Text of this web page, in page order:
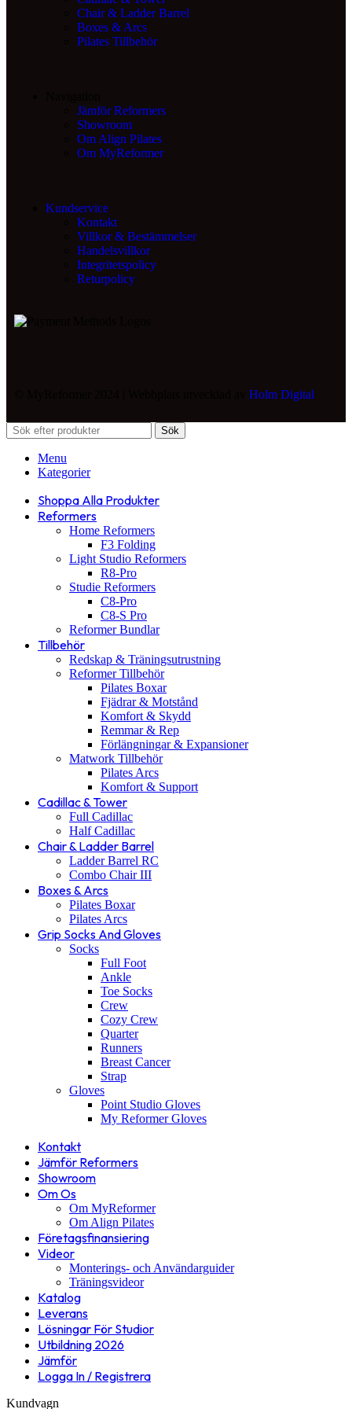
Chair & Ladder Barrel
Boxes & Arcs
Pilates Tillbehör
Jämför Reformers
Showroom
Om Align Pilates
Om MyReformer
Kundservice
Kontakt
Villkor & Bestämmelser
Handelsvillkor
Integritetspolicy
Returpolicy
Holm Digital
Sök
Menu
Kategorier
Shoppa Alla Produkter
Reformers
Home Reformers
F3 Folding
Light Studio Reformers
R8-Pro
Studie Reformers
C8-Pro
C8-S Pro
Reformer Bundlar
Tillbehör
Redskap & Träningsutrustning
Reformer Tillbehör
Pilates Boxar
Fjädrar & Motstånd
Komfort & Skydd
Remmar & Rep
Förlängningar & Expansioner
Matwork Tillbehör
Pilates Arcs
Komfort & Support
Cadillac & Tower
Full Cadillac
Half Cadillac
Chair & Ladder Barrel
Ladder Barrel RC
Combo Chair III
Boxes & Arcs
Pilates Boxar
Pilates Arcs
Grip Socks And Gloves
Socks
Full Foot
Ankle
Toe Socks
Crew
Cozy Crew
Quarter
Runners
Breast Cancer
Strap
Gloves
Point Studio Gloves
My Reformer Gloves
Kontakt
Jämför Reformers
Showroom
Om Os
Om MyReformer
Om Align Pilates
Företagsfinansiering
Videor
Monterings- och Användarguider
Träningsvideor
Katalog
Leverans
Lösningar För Studior
Utbildning 2026
Jämför
Logga In / Registrera
Kundvagn